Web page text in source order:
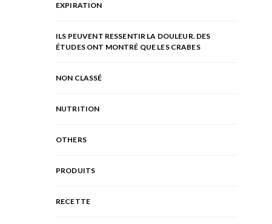
EXPIRATION
ILS PEUVENT RESSENTIR LA DOULEUR. DES
ÉTUDES ONT MONTRÉ QUE LES CRABES
NON CLASSÉ
NUTRITION
OTHERS
PRODUITS
RECETTE